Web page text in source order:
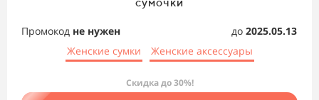
Промокод не нужен до 2025.05.13
Женские сумки
Женские аксессуары
Скидка до 30%!